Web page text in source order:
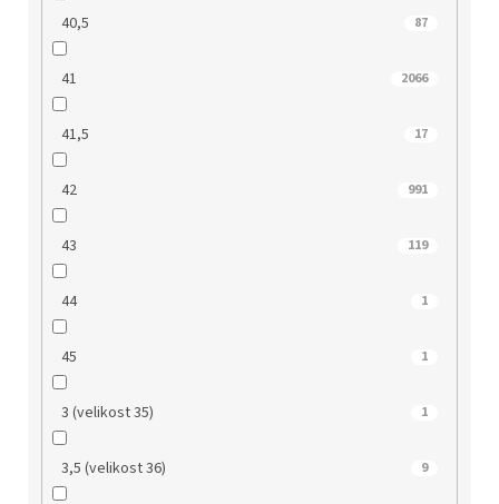
40,5 87
41 2066
41,5 17
42 991
43 119
44 1
45 1
3 (velikost 35) 1
3,5 (velikost 36) 9